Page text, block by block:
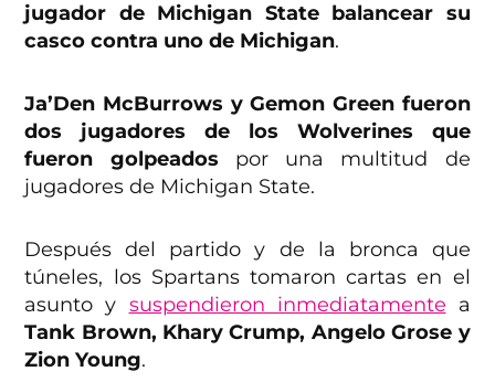
jugador de Michigan State balancear su
casco contra uno de Michigan.
Ja’Den McBurrows y Gemon Green fueron
dos jugadores de los Wolverines que
fueron golpeados por una multitud de
jugadores de Michigan State.
Después del partido y de la bronca que
túneles, los Spartans tomaron cartas en el
asunto y suspendieron inmediatamente a
Tank Brown, Khary Crump, Angelo Grose y
Zion Young.